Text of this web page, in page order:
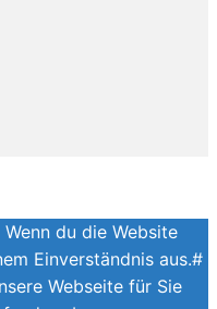
du die Website
Einverständnis aus.#
Webseite für Sie